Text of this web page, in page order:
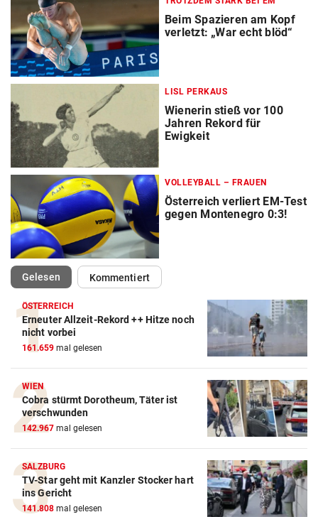
Beim Spazieren am Kopf
verletzt: „War echt blöd“
LISL PERKAUS
Wienerin stieß vor 100
Jahren Rekord für
Ewigkeit
VOLLEYBALL – FRAUEN
Österreich verliert EM-Test
gegen Montenegro 0:3!
Gelesen(ausgewählt)Kommentiert
ÖSTERREICH
Erneuter Allzeit-Rekord ++ Hitze noch
nicht vorbei
161.659 mal gelesen
WIEN
Cobra stürmt Dorotheum, Täter ist
verschwunden
142.967 mal gelesen
SALZBURG
TV-Star geht mit Kanzler Stocker hart
ins Gericht
141.808 mal gelesen
Action-Cam Vergleich
ZUM VERGLEICH
Crosstrainer Vergleich
ZUM VERGLEICH
E-Bike Vergleich
ZUM VERGLEICH
Elektro-Scooter Vergleich
ZUM VERGLEICH